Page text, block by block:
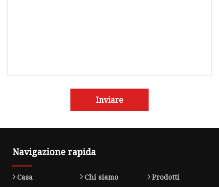
Inviare
Navigazione rapida
Casa Chi siamo
Prodotti